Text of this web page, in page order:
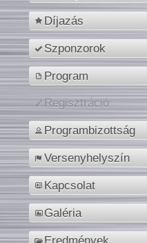
Díjazás
Szponzorok
Program
Regisztráció
Programbizottság
Versenyhelyszín
Kapcsolat
Galéria
Eredmények